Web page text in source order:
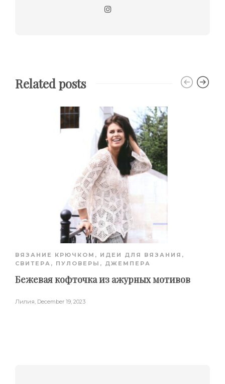
Related posts
ВЯЗАНИЕ КРЮЧКОМ , ИДЕИ ДЛЯ ВЯЗАНИЯ ,
СВИТЕРА, ПУЛОВЕРЫ, ДЖЕМПЕРА
Бежевая кофточка из ажурных мотивов
Лилия December 19, 2023